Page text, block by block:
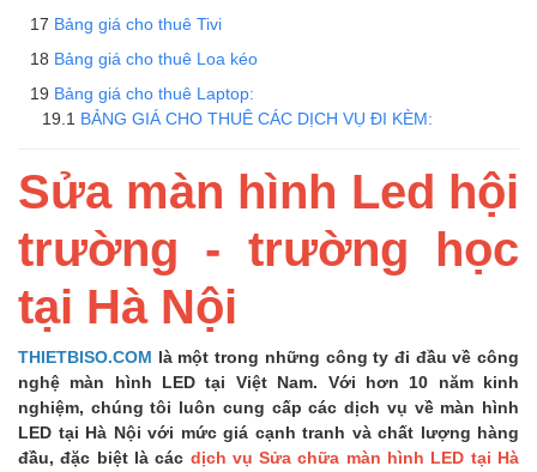
Bảng giá cho thuê Tivi
Bảng giá cho thuê Loa kéo
Bảng giá cho thuê Laptop:
BẢNG GIÁ CHO THUÊ CÁC DỊCH VỤ ĐI KÈM:
Sửa màn hình Led hội
trường - trường học
tại Hà Nội
THIETBISO.COM là một trong những công ty đi đầu về công
nghệ màn hình LED tại Việt Nam. Với hơn 10 năm kinh
nghiệm, chúng tôi luôn cung cấp các dịch vụ về màn hình
LED tại Hà Nội với mức giá cạnh tranh và chất lượng hàng
đầu, đặc biệt là các dịch vụ Sửa chữa màn hình LED tại Hà